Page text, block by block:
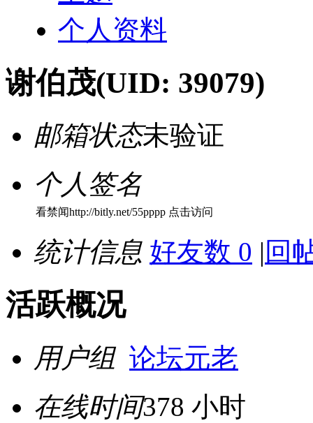
个人资料
谢伯茂(UID: 39079)
邮箱状态未验证
个人签名
看禁闻http://bitly.net/55pppp 点击访问
统计信息 好友数 0 | 回
活跃概况
用户组 论坛元老
在线时间378 小时